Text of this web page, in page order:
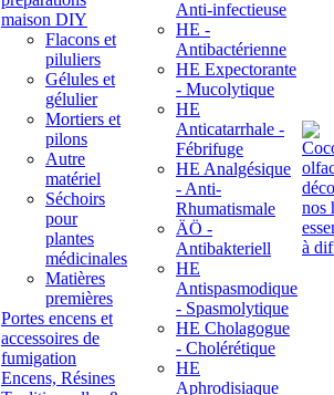
maison DIY
Flacons et
piluliers
Gélules et
gélulier
Mortiers et
pilons
Autre
matériel
Séchoirs
pour
plantes
médicinales
Matières
premières
Portes encens et
accessoires de
fumigation
Encens, Résines
Anti-infectieuse
HE -
Antibactérienne
HE Expectorante
- Mucolytique
HE
Anticatarrhale -
Fébrifuge
HE Analgésique
- Anti-
Rhumatismale
ÄÖ -
Antibakteriell
HE
Antispasmodique
- Spasmolytique
HE Cholagogue
- Cholérétique
HE
Aphrodisiaque